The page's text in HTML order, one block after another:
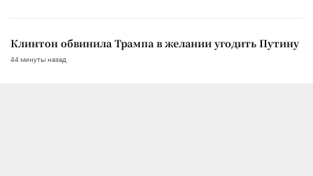
Клинтон обвинила Трампа в желании угодить Путину
44 минуты назад